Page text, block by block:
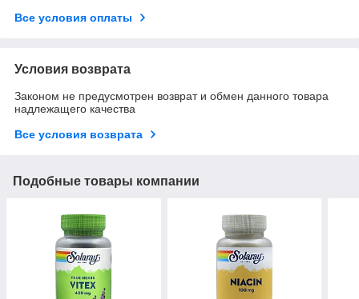
Все условия оплаты
Условия возврата
Законом не предусмотрен возврат и обмен данного товара
надлежащего качества
Все условия возврата
Подобные товары компании